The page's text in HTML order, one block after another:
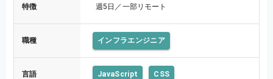
特徴 週5日／一部リモート
職種 インフラエンジニア
言語 JavaScript CSS